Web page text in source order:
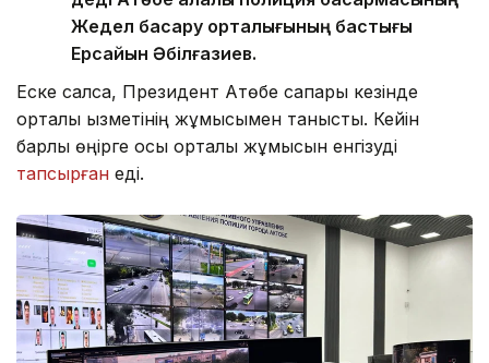
Жедел басқару орталығының бастығы
Ерсайын Әбілғазиев.
Еске салсақ, Президент Ақтөбе сапары кезінде
орталық қызметінің жұмысымен танысты. Кейін
барлық өңірге осы орталық жұмысын енгізуді
тапсырған еді.